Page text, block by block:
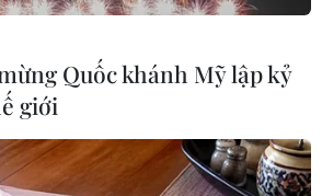
giá vật liệu và nhân công tăng
cho đoạn Shinagawa-Nagoya
khoảng 11.000 tỷ yen (tương
gấp đôi so với mức dự toán
dự án được khởi động năm
Quốc khánh Mỹ lập kỷ
giới